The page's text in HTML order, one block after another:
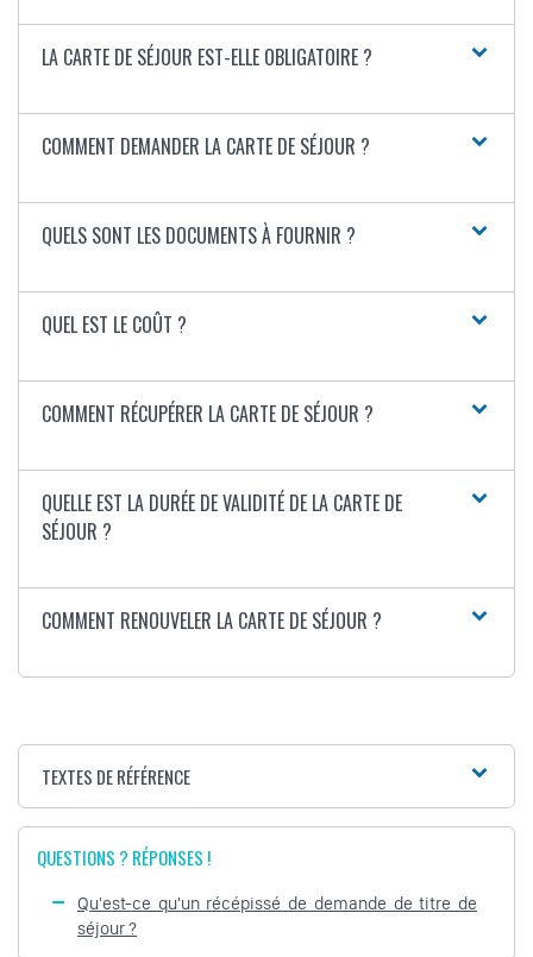
LA CARTE DE SÉJOUR EST-ELLE OBLIGATOIRE ?
COMMENT DEMANDER LA CARTE DE SÉJOUR ?
QUELS SONT LES DOCUMENTS À FOURNIR ?
QUEL EST LE COÛT ?
COMMENT RÉCUPÉRER LA CARTE DE SÉJOUR ?
QUELLE EST LA DURÉE DE VALIDITÉ DE LA CARTE DE
SÉJOUR ?
COMMENT RENOUVELER LA CARTE DE SÉJOUR ?
TEXTES DE RÉFÉRENCE
QUESTIONS ? RÉPONSES !
Qu'est-ce qu'un récépissé de demande de titre de
séjour ?